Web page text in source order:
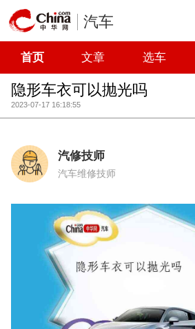
汽车
首页 文章 选车
隐形车衣可以抛光吗
2023-07-17 16:18:55
汽修技师
汽车维修技师